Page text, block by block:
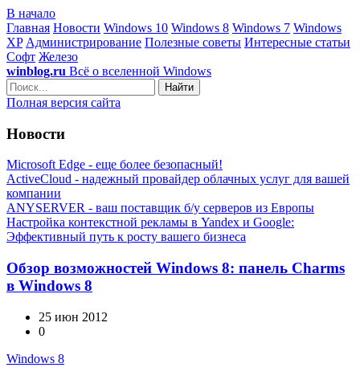
В начало
Главная Новости Windows 10 Windows 8 Windows 7 Windows
XP Администрирование Полезные советы Интересные статьи
Софт Железо
winblog.ru Всё о вселенной Windows
Найти
Полная версия сайта
Новости
Microsoft Edge - еще более безопасный!
ActiveCloud - надежный провайдер облачных услуг для вашей
компании
ANYSERVER - ваш поставщик б/у серверов из Европы
Настройка контекстной рекламы в Yandex и Google:
Эффективный путь к росту вашего бизнеса
Обзор возможностей Windows 8: панель Charms
в Windows 8
25 июн 2012
0
Windows 8